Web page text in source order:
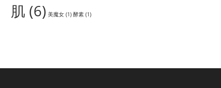
肌 (6) 美魔女 (1) 酵素 (1)